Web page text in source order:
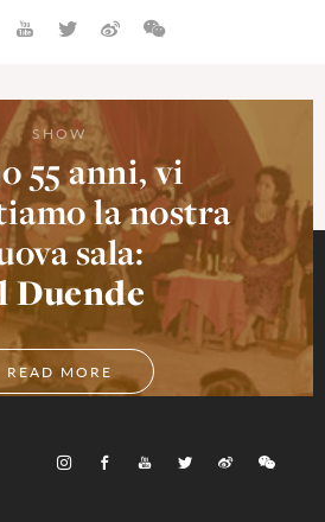
SHOW
55 anni, vi
la nostra
sala:
Duende
READ MORE